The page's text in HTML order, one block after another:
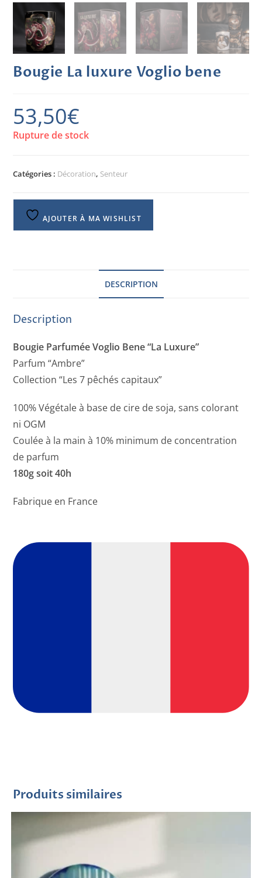
Bougie La luxure Voglio bene
53,50€
Rupture de stock
Catégories : Décoration, Senteur
AJOUTER À MA WISHLIST
DESCRIPTION
Description
Bougie Parfumée Voglio Bene “La Luxure”
Parfum “Ambre”
Collection “Les 7 pêchés capitaux”
100% Végétale à base de cire de soja, sans colorant
ni OGM
Coulée à la main à 10% minimum de concentration
de parfum
180g soit 40h
Fabrique en France
Produits similaires